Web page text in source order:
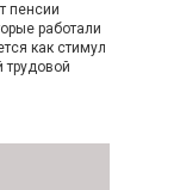
пенсии
работали
как стимул
трудовой